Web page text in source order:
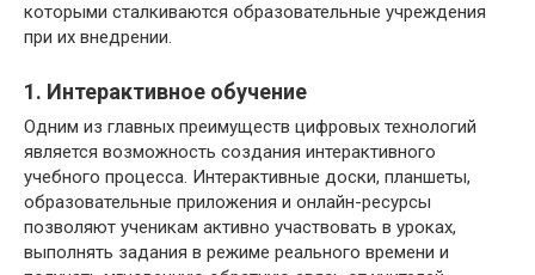
которыми сталкиваются образовательные учреждения
при их внедрении.
1. Интерактивное обучение
Одним из главных преимуществ цифровых технологий
является возможность создания интерактивного
учебного процесса. Интерактивные доски, планшеты,
образовательные приложения и онлайн-ресурсы
позволяют ученикам активно участвовать в уроках,
выполнять задания в режиме реального времени и